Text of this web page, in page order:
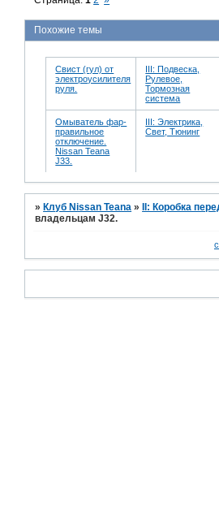
Похожие темы
Свист (гул) от
электроусилителя
руля.
III: Подвеска,
Рулевое,
Тормозная
система
Омыватель фар-
правильное
отключение.
Nissan Teana
J33.
III: Электрика,
Свет, Тюнинг
» Клуб Nissan Teana » II: Коробка
владельцам J32.